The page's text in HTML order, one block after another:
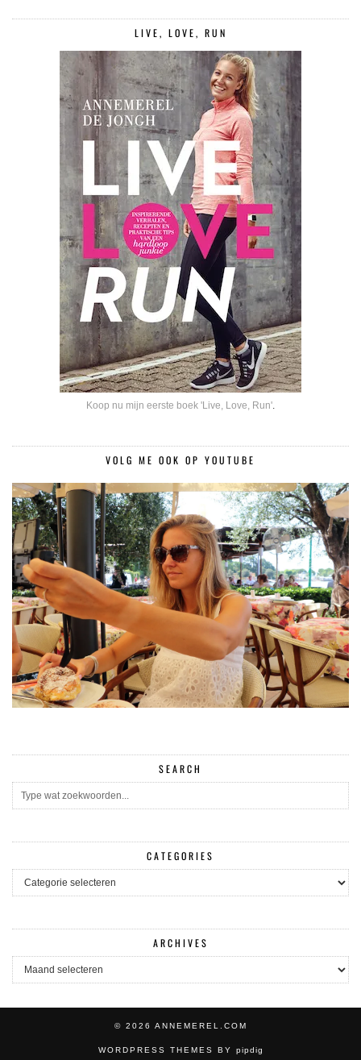
LIVE, LOVE, RUN
Koop nu mijn eerste boek 'Live, Love, Run'.
VOLG ME OOK OP YOUTUBE
SEARCH
CATEGORIES
CATEGORIES
ARCHIVES
ARCHIVES
© 2026 ANNEMEREL.COM
WORDPRESS THEMES BY pipdig